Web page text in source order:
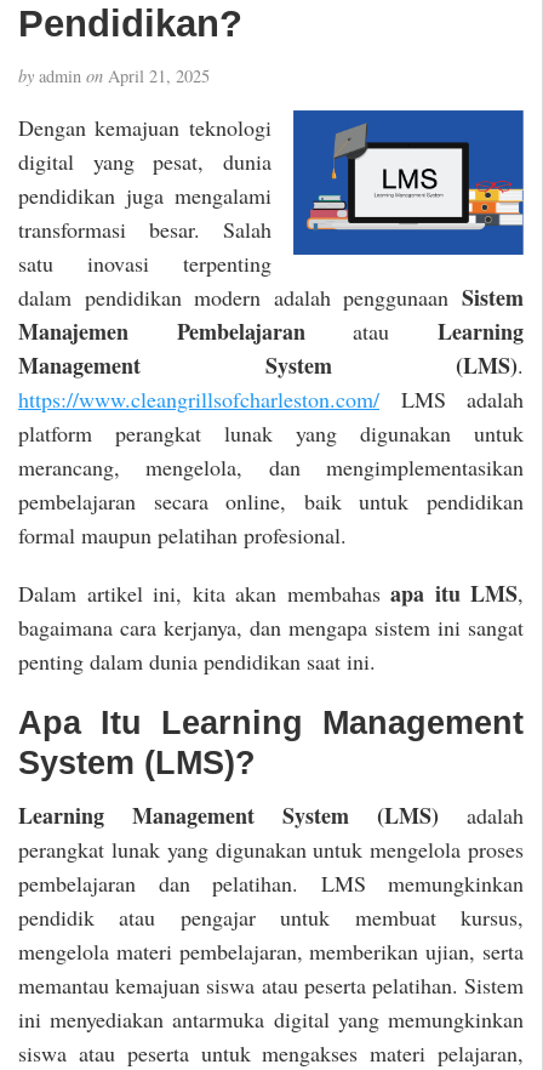
Pendidikan?
by admin on April 21, 2025
Dengan kemajuan teknologi
digital yang pesat, dunia
pendidikan juga mengalami
transformasi besar. Salah
satu inovasi terpenting
dalam pendidikan modern adalah penggunaan Sistem
Manajemen Pembelajaran atauLearning
Management System (LMS).
https://www.cleangrillsofcharleston.com/ LMS adalah
platform perangkat lunak yang digunakan untuk
merancang, mengelola, dan mengimplementasikan
pembelajaran secara online, baik untuk pendidikan
formal maupun pelatihan profesional.
Dalam artikel ini, kita akan membahas apa itu LMS,
bagaimana cara kerjanya, dan mengapa sistem ini sangat
penting dalam dunia pendidikan saat ini.
Apa Itu Learning Management
System (LMS)?
Learning Management System (LMS) adalah
perangkat lunak yang digunakan untuk mengelola proses
pembelajaran dan pelatihan. LMS memungkinkan
pendidik atau pengajar untuk membuat kursus,
mengelola materi pembelajaran, memberikan ujian, serta
memantau kemajuan siswa atau peserta pelatihan. Sistem
ini menyediakan antarmuka digital yang memungkinkan
siswa atau peserta untuk mengakses materi pelajaran,